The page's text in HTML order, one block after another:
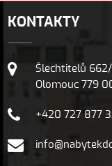
KONTAKTY
Šlechtitelů
Olomouc 779
+420 727 877